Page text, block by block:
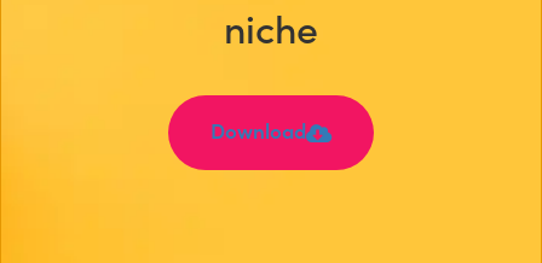
niche
Download